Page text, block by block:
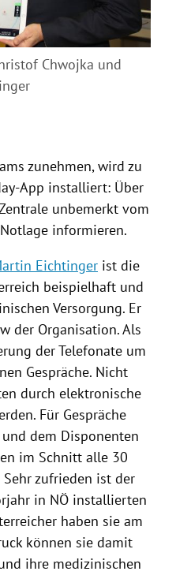
Chwojka und
zunehmen, wird zu
App installiert: Über
unbemerkt vom
informieren.
Eichtinger ist die
beispielhaft und
Versorgung. Er
der Organisation. Als
derTelefonate um
Gespräche. Nicht
durch elektronische
Für Gespräche
dem Disponenten
im Schnitt alle 30
zufrieden ist der
in NÖ installierten
haben sie am
können sie damit
ihre medizinischen